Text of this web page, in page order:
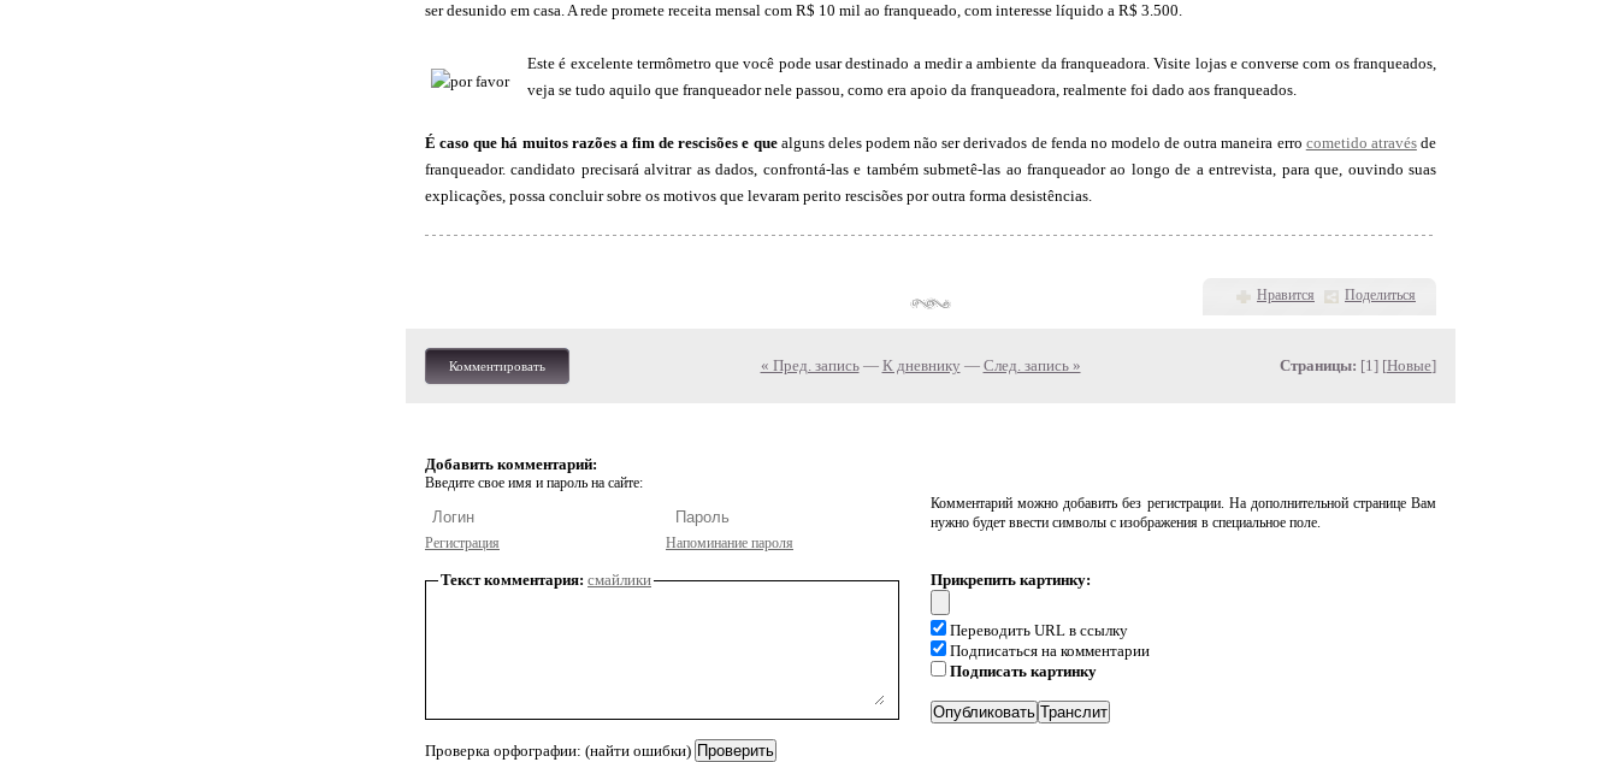
ser desunido em casa. A rede promete receita mensal com R$ 10 mil ao franqueado, com interesse líquido a R$ 3.500.
Este é excelente termômetro que você pode usar destinado a medir a ambiente da franqueadora. Visite lojas e converse com os franqueados,
veja se tudo aquilo que franqueador nele passou, como era apoio da franqueadora, realmente foi dado aos franqueados.
É caso que há muitos razões a fim de rescisões e quealguns deles podem não ser derivados de fenda no modelo de outra maneira erro cometido atravésde
franqueador. candidato precisará alvitrar as dados, confrontá-las e também submetê-las ao franqueador ao longo de a entrevista, para que, ouvindo suas
explicações, possa concluir sobre os motivos que levaram perito rescisões por outra forma desistências.
Нравится Поделиться
Комментировать « Пред. запись— К дневнику — След. запись » Страницы: [1] [Новые]
Добавить комментарий:
Введите свое имя и пароль на сайте:
Регистрация Напоминание пароля
Комментарий можно добавить без регистрации. На дополнительной странице Вам
нужно будет ввести символы с изображения в специальное поле.
Текст комментария: смайлики
Проверка орфографии: (найти ошибки)
Прикрепить картинку:
Переводить URL в ссылку
Подписаться на комментарии
Подписать картинку